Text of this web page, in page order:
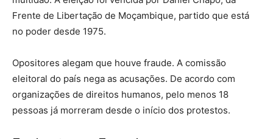
Frente de Libertação de Moçambique, partido que está
no poder desde 1975.
Opositores alegam que houve fraude. A comissão
eleitoral do país nega as acusações. De acordo com
organizações de direitos humanos, pelo menos 18
pessoas já morreram desde o início dos protestos.